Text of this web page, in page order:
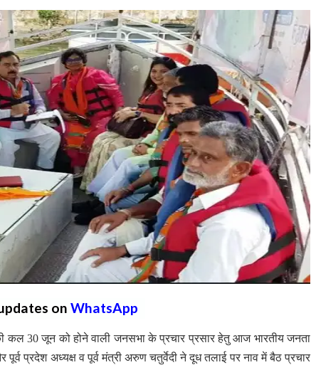
on WhatsApp
कल 30 जून को होने वाली जनसभा के प्रचार प्रसार हेतु आज भारतीय जनता
पूर्व प्रदेश अध्यक्ष व पूर्व मंत्री अरुण चतुर्वेदी ने दूध तलाई पर नाव में बैठ प्रचार